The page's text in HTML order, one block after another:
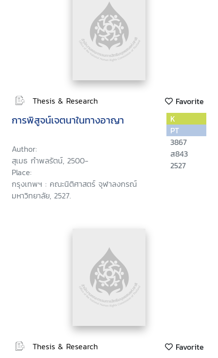
Thesis & Research Favorite
การพิสูจน์เจตนาในทางอาญา
Author:
สุเมธ กำพลรัตน์, 2500-
Place:
กรุงเทพฯ : คณะนิติศาสตร์ จุฬาลงกรณ์
มหาวิทยาลัย, 2527.
K
PT
3867
ส843
2527
Thesis & Research Favorite